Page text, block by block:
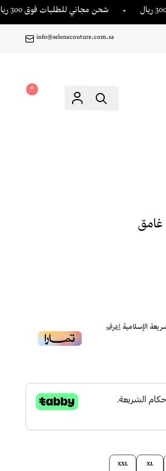
شحن مجاني للطلبات فوق 300 ريال
info@selenecouture.com.sa
0
الإسلاميةاعرف
XL
XXL